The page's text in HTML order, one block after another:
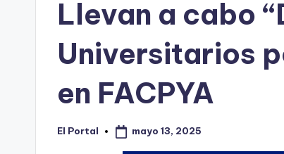
Llevan a cabo
Universitarios
en FACPYA
Publicado
El Portal mayo 13, 2025